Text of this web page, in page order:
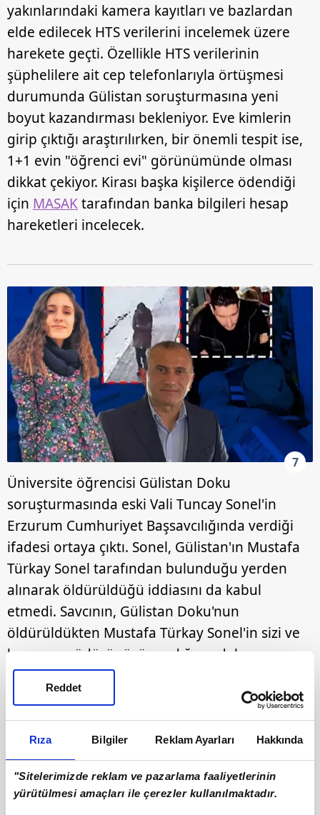
Rıza Bilgiler Reklam Ayarları Hakkında
"Sitelerimizde reklam ve pazarlama faaliyetlerinin
yürütülmesi amaçları ile çerezler kullanılmaktadır.
Reddet
yakınlarındaki kamera kayıtları ve bazlardan
elde edilecek HTS verilerini incelemek üzere
harekete geçti. Özellikle HTS verilerinin
şüphelilere ait cep telefonlarıyla örtüşmesi
durumunda Gülistan soruşturmasına yeni
boyut kazandırması bekleniyor. Eve kimlerin
girip çıktığı araştırılırken, bir önemli tespit ise,
1+1 evin "öğrenci evi" görünümünde olması
dikkat çekiyor. Kirası başka kişilerce ödendiği
için MASAKtarafından banka bilgileri hesap
hareketleri incelecek.
7
Üniversite öğrencisi Gülistan Doku
soruşturmasında eski Vali Tuncay Sonel'in
Erzurum Cumhuriyet Başsavcılığında verdiği
ifadesi ortaya çıktı. Sonel, Gülistan'ın Mustafa
Türkay Sonel tarafından bulunduğu yerden
alınarak öldürüldüğü iddiasını da kabul
etmedi. Savcının, Gülistan Doku'nun
öldürüldükten Mustafa Türkay Sonel'in sizi ve
koruma müdürünüzü aradığı ve daha
sonrasında Gülistan'ın gizli bir şekilde
gömüldüğü iddiasına oğlunun aldığı aile
terbiyesiyle karıncayı dahi incitmeyeceğini
savundu.